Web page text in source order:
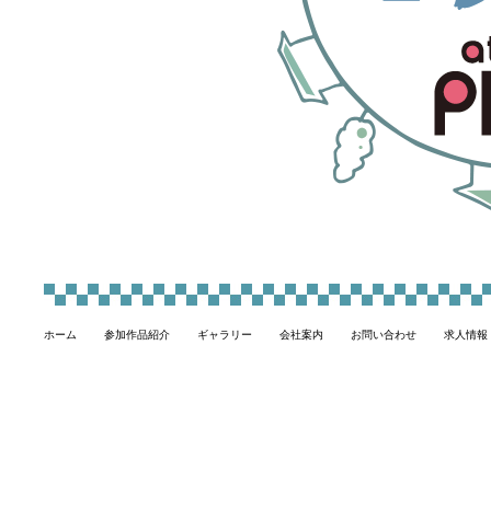
ホーム 参加作品紹介 ギャラリー 会社案内 お問い合わせ 求人情報